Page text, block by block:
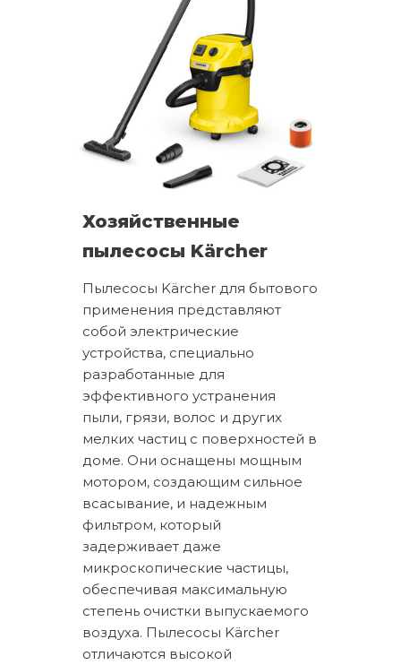
Хозяйственные
пылесосы Kärcher
Пылесосы Kärcher для бытового
применения представляют
собой электрические
устройства, специально
разработанные для
эффективного устранения
пыли, грязи, волос и других
мелких частиц с поверхностей в
доме. Они оснащены мощным
мотором, создающим сильное
всасывание, и надежным
фильтром, который
задерживает даже
микроскопические частицы,
обеспечивая максимальную
степень очистки выпускаемого
воздуха. Пылесосы Kärcher
отличаются высокой